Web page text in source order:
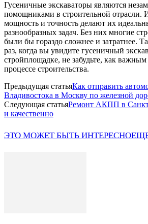
Гусеничные экскаваторы являются
помощниками в строительной отрасли.
мощность и точность делают их
разнообразных задач. Без них многие
были бы гораздо сложнее и затратнее.
раз, когда вы увидите гусеничный
стройплощадке, не забудьте, как важным
процессе строительства.
Предыдущая статьяКак отправить
Владивостока в Москву по железной
Следующая статьяРемонт АКПП в
и качественно
ЭТО МОЖЕТ БЫТЬ ИНТЕРЕСНО